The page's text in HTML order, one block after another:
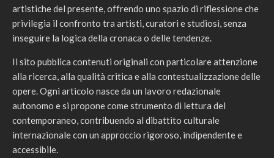
artistiche del presente, offrendo uno spazio di riflessione che
privilegia il confronto tra artisti, curatori e studiosi, senza
inseguire la logica della cronaca o delle tendenze.
Il sito pubblica contenuti originali con particolare attenzione
alla ricerca, alla qualità critica e alla contestualizzazione delle
opere. Ogni articolo nasce da un lavoro redazionale
autonomo e si propone come strumento di lettura del
contemporaneo, contribuendo al dibattito culturale
internazionale con un approccio rigoroso, indipendente e
accessibile.